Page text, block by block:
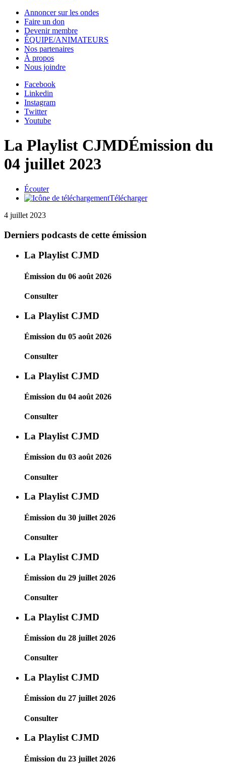
Annoncer sur les ondes
Faire un don
Devenir membre
ÉQUIPE/ANIMATEURS
Nos partenaires
À propos
Nous joindre
Facebook
Linkedin
Instagram
Twitter
Youtube
La Playlist CJMDÉmission du
04 juillet 2023
Écouter
Télécharger
4 juillet 2023
Derniers podcasts de cette émission
La Playlist CJMD
Émission du 06 août 2026
Consulter
La Playlist CJMD
Émission du 05 août 2026
Consulter
La Playlist CJMD
Émission du 04 août 2026
Consulter
La Playlist CJMD
Émission du 03 août 2026
Consulter
La Playlist CJMD
Émission du 30 juillet 2026
Consulter
La Playlist CJMD
Émission du 29 juillet 2026
Consulter
La Playlist CJMD
Émission du 28 juillet 2026
Consulter
La Playlist CJMD
Émission du 27 juillet 2026
Consulter
La Playlist CJMD
Émission du 23 juillet 2026